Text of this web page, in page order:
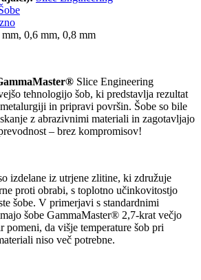
mm, 0,6 mm, 0,8 mm
Slice Engineering
tehnologijo šob, ki predstavlja rezultat
in pripravi površin. Šobe so bile
z abrazivnimi materiali in zagotavljajo
– brez kompromisov!
izdelane iz utrjene zlitine, ki združuje
proti obrabi, s toplotno učinkovitostjo
šobe. V primerjavi s standardnimi
šobe GammaMaster® 2,7-krat večjo
pomeni, da višje temperature šob pri
niso več potrebne.